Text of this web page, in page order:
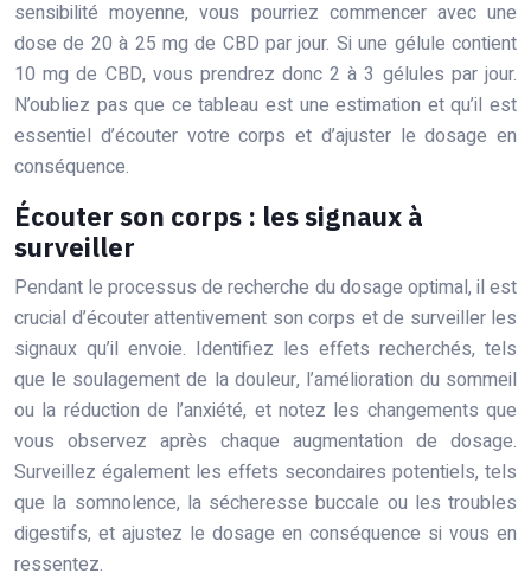
sensibilité moyenne, vous pourriez commencer avec une
dose de 20 à 25 mg de CBD par jour. Si une gélule contient
10 mg de CBD, vous prendrez donc 2 à 3 gélules par jour.
N’oubliez pas que ce tableau est une estimation et qu’il est
essentiel d’écouter votre corps et d’ajuster le dosage en
conséquence.
Écouter son corps : les signaux à
surveiller
Pendant le processus de recherche du dosage optimal, il est
crucial d’écouter attentivement son corps et de surveiller les
signaux qu’il envoie. Identifiez les effets recherchés, tels
que le soulagement de la douleur, l’amélioration du sommeil
ou la réduction de l’anxiété, et notez les changements que
vous observez après chaque augmentation de dosage.
Surveillez également les effets secondaires potentiels, tels
que la somnolence, la sécheresse buccale ou les troubles
digestifs, et ajustez le dosage en conséquence si vous en
ressentez.